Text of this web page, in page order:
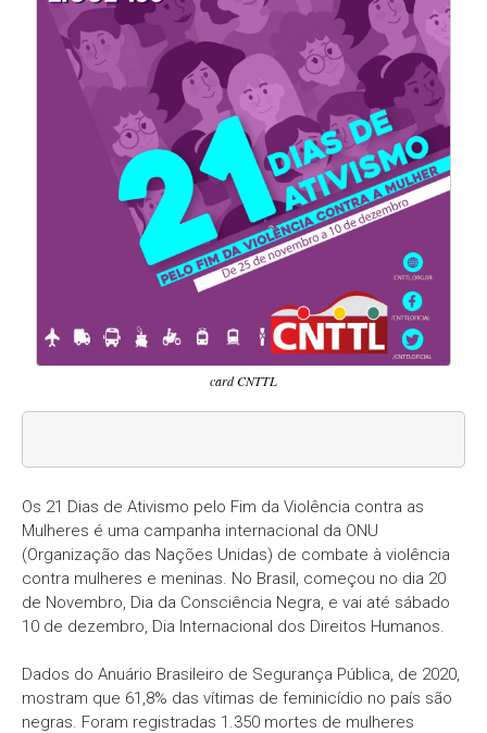
card CNTTL
Os 21 Dias de Ativismo pelo Fim da Violência contra as
Mulheres é uma campanha internacional da ONU
(Organização das Nações Unidas) de combate à violência
contra mulheres e meninas. No Brasil, começou no dia 20
de Novembro, Dia da Consciência Negra, e vai até sábado
10 de dezembro, Dia Internacional dos Direitos Humanos.
Dados do Anuário Brasileiro de Segurança Pública, de 2020,
mostram que 61,8% das vítimas de feminicídio no país são
negras. Foram registradas 1.350 mortes de mulheres